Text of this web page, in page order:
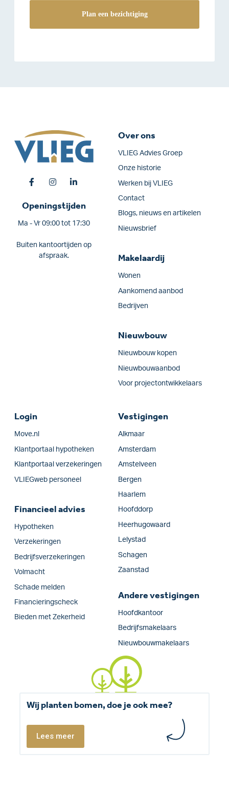
Openingstijden
Ma - Vr 09:00 tot 17:30
Buiten kantoortijden op
afspraak.
Over ons
VLIEG Advies Groep
Onze historie
Werken bij VLIEG
Contact
Blogs, nieuws en artikelen
Nieuwsbrief
Makelaardij
Wonen
Aankomend aanbod
Bedrijven
Nieuwbouw
Nieuwbouw kopen
Nieuwbouwaanbod
Voor projectontwikkelaars
Login
Move.nl
Klantportaal hypotheken
Klantportaal verzekeringen
VLIEGweb personeel
Financieel advies
Hypotheken
Verzekeringen
Bedrijfs­verzekeringen
Volmacht
Schade melden
Financieringscheck
Bieden met Zekerheid
Vestigingen
Alkmaar
Amsterdam
Amstelveen
Bergen
Haarlem
Hoofddorp
Heerhugowaard
Lelystad
Schagen
Zaanstad
Andere vestigingen
Hoofdkantoor
Bedrijfsmakelaars
Nieuwbouwmakelaars
Wij planten bomen, doe je ook mee?
Lees meer